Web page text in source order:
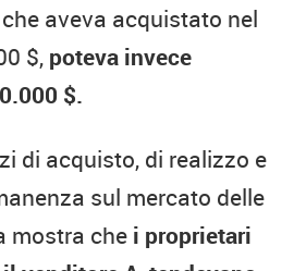
aveva acquistato nel
$, poteva invece
$.
di acquisto, di realizzo e
sul mercato delle
mostra che i proprietari